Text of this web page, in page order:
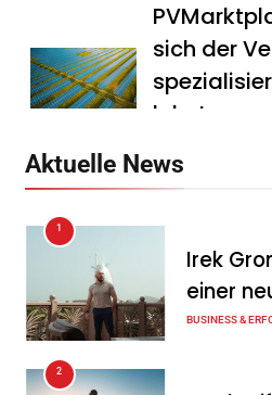
sich der
lohnt
Jahr
was
Aktuelle News
1
Irek
einer
von
BUSINESS &
2